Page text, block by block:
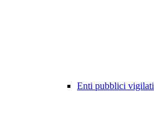
Enti pubblici vigilati